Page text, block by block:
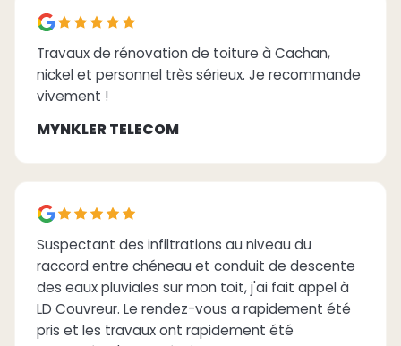
Travaux de rénovation de toiture à Cachan,
nickel et personnel très sérieux. Je recommande
vivement !
MYNKLER TELECOM
Suspectant des infiltrations au niveau du
raccord entre chéneau et conduit de descente
des eaux pluviales sur mon toit, j'ai fait appel à
LD Couvreur. Le rendez-vous a rapidement été
pris et les travaux ont rapidement été